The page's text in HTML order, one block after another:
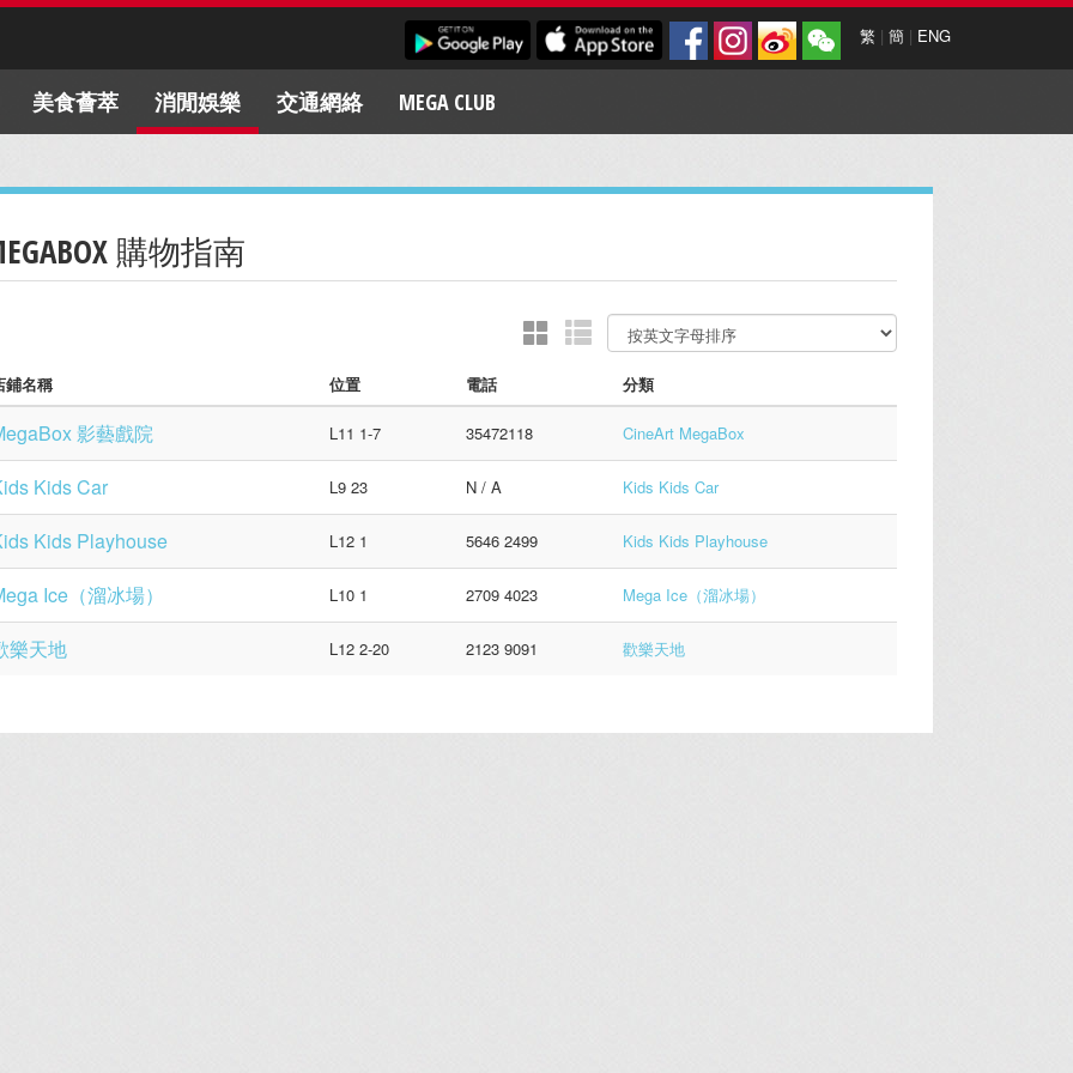
繁 | 簡 | ENG
美食薈萃 消閒娛樂 交通網絡 MEGA CLUB
購物指南
鋪名稱 位置 電話 分類
影藝戲院 L11 1-7 35472118 CineArt MegaBox
Kids Car L9 23 N / A Kids Kids Car
Kids Playhouse L12 1 5646 2499 Kids Kids Playhouse
Ice（溜冰場） L10 1 2709 4023 Mega Ice（溜冰場）
樂天地 L12 2-20 2123 9091 歡樂天地